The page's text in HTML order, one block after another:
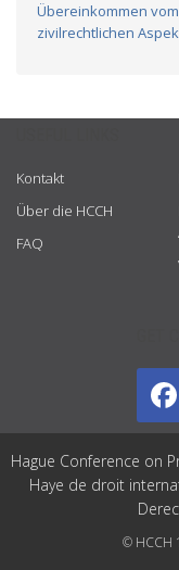
Übereinkommen
zivilrechtlichen
Kontakt
Über die HCCH
FAQ
Hague Conference on
Haye de droit
© HCCH